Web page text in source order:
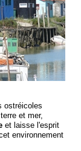
ostréicoles
et mer,
et laisse l'esprit
environnement